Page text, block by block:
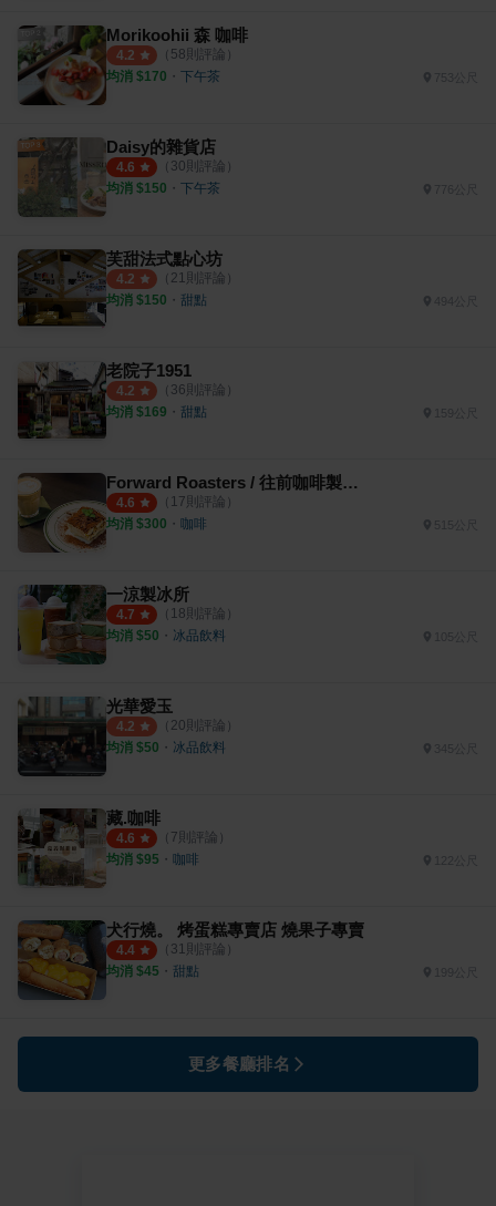
Morikoohii 森 咖啡
4.2 （ 58則評論）
均消 $170 ・ 下午茶 753公尺
Daisy的雜貨店
4.6 （ 30則評論）
均消 $150 ・ 下午茶
芙甜法式點心坊
4.2 （ 21則評論）
均消 $150 ・ 甜點 494公尺
老院子1951
4.2 （ 36則評論）
均消 $169 ・ 甜點 159公尺
Forward Roasters / 往前咖啡製作所
4.6 （ 17則評論）
均消 $300 ・ 咖啡 515公尺
一涼製冰所
4.7 （ 18則評論）
均消 $50 ・ 冰品飲料 105公尺
光華愛玉
4.2 （ 20則評論）
均消 $50 ・ 冰品飲料 345公尺
藏.咖啡
4.6 （ 7則評論）
均消 $95 ・ 咖啡
犬行燒。 烤蛋糕專賣店 燒果子專賣
4.4 （ 31則評論）
均消 $45 ・ 甜點
更多餐廳排名